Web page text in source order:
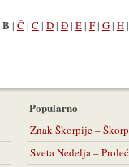
B | Č | C | D| Đ| E| F| G| H
Popularno
Znak Škorpije –
Sveta Nedelja –